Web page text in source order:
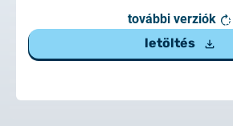
további verziók
letöltés